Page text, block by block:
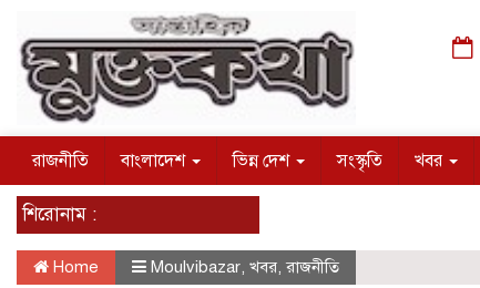
রাজনীতি বাংলাদেশ ভিন্ন দেশ সংস্কৃতি খবর
শিরোনাম :
Home Moulvibazar, খবর, রাজনীতি